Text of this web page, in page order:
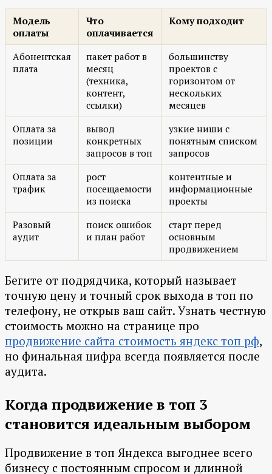
Модель
оплаты
Что
оплачивается
Кому подходит
Абонентская
плата
пакет работ в
месяц
(техника,
контент,
ссылки)
большинству
проектов с
горизонтом от
нескольких
месяцев
Оплата за
позиции
вывод
конкретных
запросов в топ
узкие ниши с
понятным списком
запросов
Оплата за
трафик
рост
посещаемости
из поиска
контентные и
информационные
проекты
Разовый
аудит
поиск ошибок
и план работ
старт перед
основным
продвижением
Бегите от подрядчика, который называет
точную цену и точный срок выхода в топ по
телефону, не открыв ваш сайт. Узнать честную
стоимость можно на странице про
продвижение сайта стоимость яндекс топ рф,
но финальная цифра всегда появляется после
аудита.
Когда продвижение в топ 3
становится идеальным выбором
Продвижение в топ Яндекса выгоднее всего
бизнесу с постоянным спросом и длинной